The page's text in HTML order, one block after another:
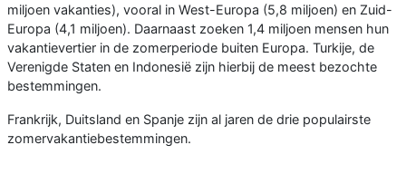
miljoen vakanties), vooral in West-Europa (5,8 miljoen) en Zuid-
Europa (4,1 miljoen). Daarnaast zoeken 1,4 miljoen mensen hun
vakantievertier in de zomerperiode buiten Europa. Turkije, de
Verenigde Staten en Indonesië zijn hierbij de meest bezochte
bestemmingen.
Frankrijk, Duitsland en Spanje zijn al jaren de drie populairste
zomervakantiebestemmingen.